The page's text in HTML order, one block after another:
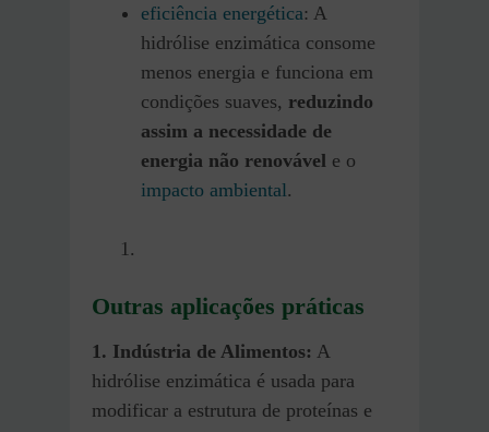
eficiência energética: A
hidrólise enzimática consome
menos energia e funciona em
condições suaves, reduzindo
assim a necessidade de
energia não renovável e o
impacto ambiental.
Outras aplicações práticas
1. Indústria de Alimentos: A
hidrólise enzimática é usada para
modificar a estrutura de proteínas e